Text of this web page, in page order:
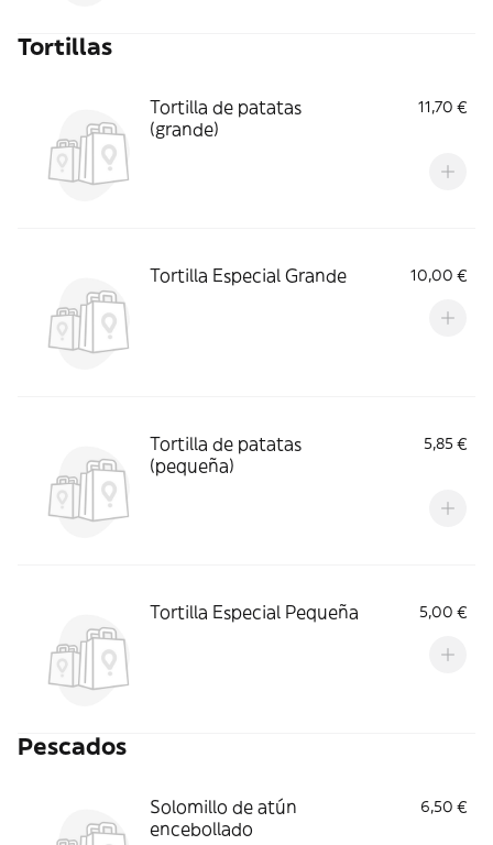
Tortillas
Tortilla de patatas
(grande)
11,70 €
Tortilla Especial Grande 10,00 €
Tortilla de patatas
(pequeña)
5,85 €
Tortilla Especial Pequeña 5,00 €
Pescados
Solomillo de atún
encebollado
6,50 €